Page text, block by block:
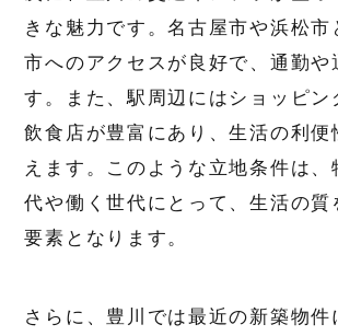
きな魅力です。名古屋市や浜松市
市へのアクセスが良好で、通勤や
す。また、駅周辺にはショッピン
飲食店が豊富にあり、生活の利便
えます。このような立地条件は、
代や働く世代にとって、生活の質
要素となります。
さらに、豊川では最近の新築物件